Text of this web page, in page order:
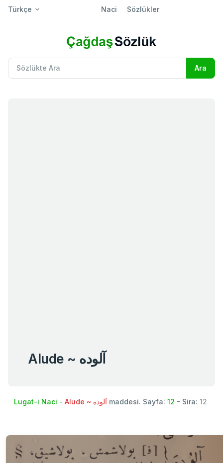
Türkçe Naci Sözlükler
Alude ~ آلوده
Lugat-i Naci - Alude ~ آلوده maddesi. Sayfa: 12 - Sira: 12